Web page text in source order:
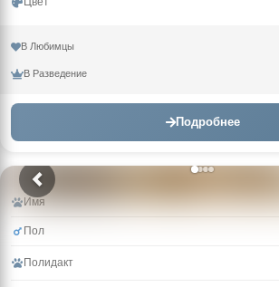
В Любимцы
В Разведение
Подробнее
Имя
Пол
Полидакт